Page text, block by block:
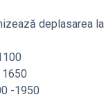
deplasarea
1650
-1950